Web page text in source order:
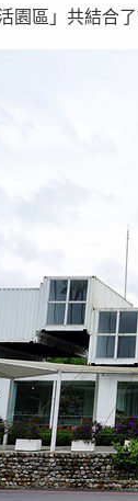
園區」共結合